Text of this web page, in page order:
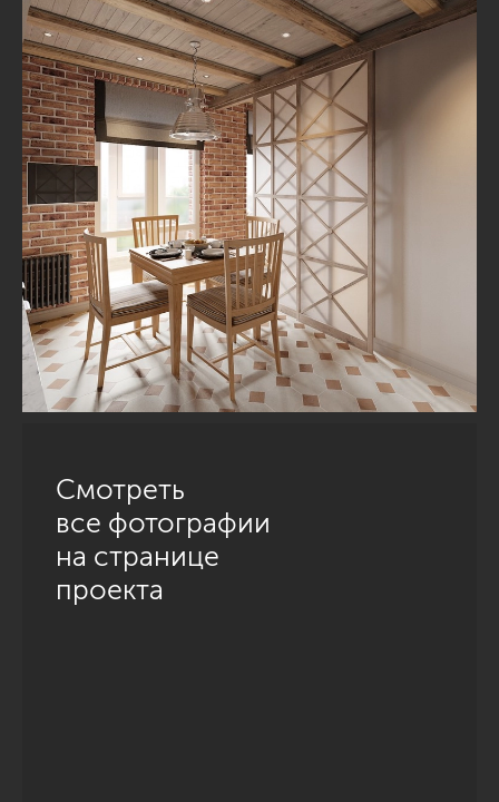
Смотреть
все фотографии
на странице
проекта